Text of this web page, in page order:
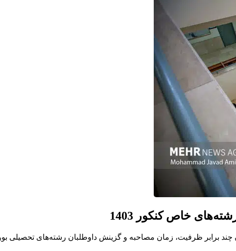
خاص کنکور 1403